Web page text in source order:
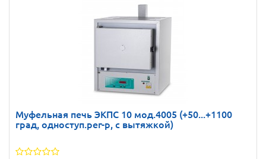
Муфельная печь ЭКПС 10 мод.4005 (+50...+1100
град, одноступ.рег-р, с вытяжкой)